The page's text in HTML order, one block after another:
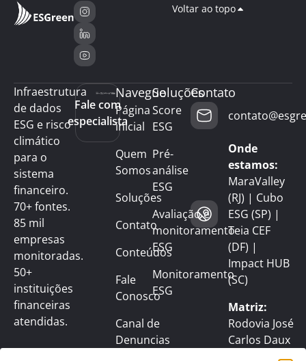
Voltar ao topo
Infraestrutura
de dados
ESG e risco
climático
para o
sistema
financeiro.
70+ fontes.
85 mil
empresas
monitoradas.
50+
instituições
financeiras
atendidas.
Fale com
especialista
Navegue
Página
inicial
Quem
Somos
Soluções
Contato
Conteúdos
Fale
Conosco
Canal de
Denuncias
Soluções
Score
ESG
Pré-
análise
ESG
Avaliação e
monitoramento
ESG
Monitoramento
ESG
Contato
Onde
estamos:
MaraValley
(RJ) | Cubo
ESG (SP) |
Teia CEF
(DF) |
Impact HUB
(SC)
Matriz:
Rodovia José
Carlos Daux